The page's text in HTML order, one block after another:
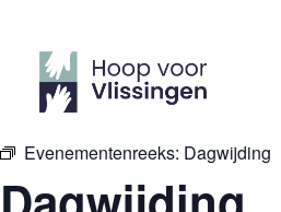
inhoud
« Alle Evenementen
Evenementenreeks: Dagwijding